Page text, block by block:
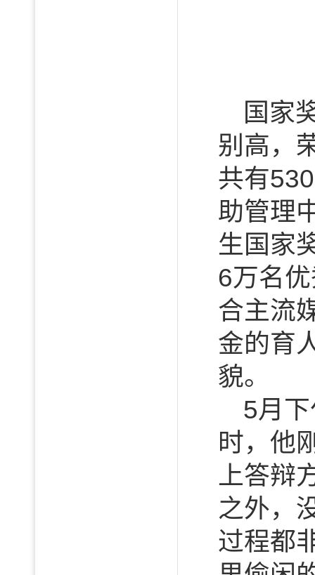
国家
别高，
共有
助管理
生国家
6万名
合主流
金的育
貌。
5月
时，他
上答辩
之外，
过程都